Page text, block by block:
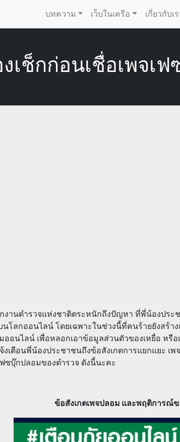
บทความ เว็บในเครือ เกี่ยวกับเ
เช็กก่อนเชื่อเพจเ
งานตำรวจแห่งชาติตระหนักถึงปัญหา ที่พี่น้องประ
นโลกออนไลน์ โดยเฉพาะในช่วงนี้ที่คนร้ายยังสร้า
ออนไลน์ เพื่อหลอกเอาข้อมูลส่วนตัวของเหยื่อ หรื
งเตือนพี่น้องประชาชนถึงข้อสังเกตการแยกแยะ
ฟซบุ๊กปลอมของตำรวจ ดังนี้นะคะ
ข้อสังเกตเพจปลอม และพฤติการณ์